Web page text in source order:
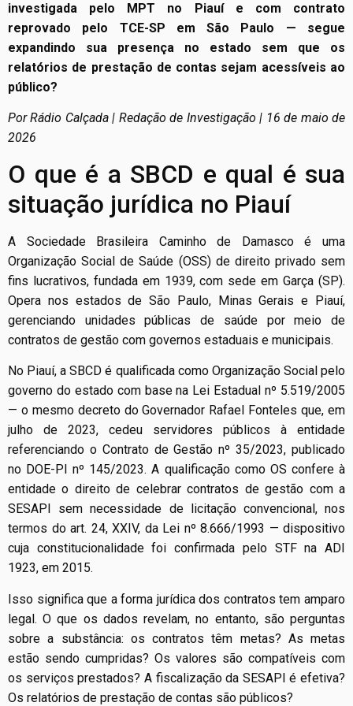
investigada pelo MPT no Piauí e com contrato
reprovado pelo TCE-SP em São Paulo — segue
expandindo sua presença no estado sem que os
relatórios de prestação de contas sejam acessíveis ao
público?
Por Rádio Calçada | Redação de Investigação | 16 de maio de
2026
O que é a SBCD e qual é sua
situação jurídica no Piauí
A Sociedade Brasileira Caminho de Damasco é uma
Organização Social de Saúde (OSS) de direito privado sem
fins lucrativos, fundada em 1939, com sede em Garça (SP).
Opera nos estados de São Paulo, Minas Gerais e Piauí,
gerenciando unidades públicas de saúde por meio de
contratos de gestão com governos estaduais e municipais.
No Piauí, a SBCD é qualificada como Organização Social pelo
governo do estado com base na Lei Estadual nº 5.519/2005
— o mesmo decreto do Governador Rafael Fonteles que, em
julho de 2023, cedeu servidores públicos à entidade
referenciando o Contrato de Gestão nº 35/2023, publicado
no DOE-PI nº 145/2023. A qualificação como OS confere à
entidade o direito de celebrar contratos de gestão com a
SESAPI sem necessidade de licitação convencional, nos
termos do art. 24, XXIV, da Lei nº 8.666/1993 — dispositivo
cuja constitucionalidade foi confirmada pelo STF na ADI
1923, em 2015.
Isso significa que a forma jurídica dos contratos tem amparo
legal. O que os dados revelam, no entanto, são perguntas
sobre a substância: os contratos têm metas? As metas
estão sendo cumpridas? Os valores são compatíveis com
os serviços prestados? A fiscalização da SESAPI é efetiva?
Os relatórios de prestação de contas são públicos?